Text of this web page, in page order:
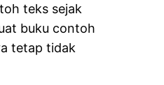
teks sejak
buku contoh
tetap tidak